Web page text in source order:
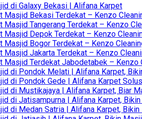
di Galaxy Bekasi | Alifana Karpet
Masjid Bekasi Terdekat – Kenzo
Masjid Tangerang Terdekat – Kenzo
Masjid Depok Terdekat – Kenzo
Masjid Bogor Terdekat – Kenzo
Masjid Jakarta Terdekat – Kenzo
Masjid Terdekat Jabodetabek –
di Pondok Melati | Alifana Karpet,
di Pondok Gede | Alifana Karpet
di Mustikajaya | Alifana Karpet, Biar
di Jatisampurna | Alifana Karpet,
di Medan Satria | Alifana Karpet,